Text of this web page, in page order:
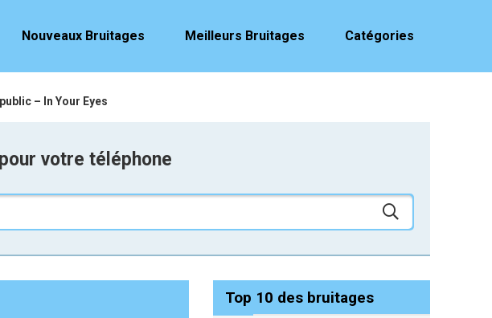
Nouveaux Bruitages Meilleurs Bruitages Catégories
– In Your Eyes
votre téléphone
Top 10 des bruitages